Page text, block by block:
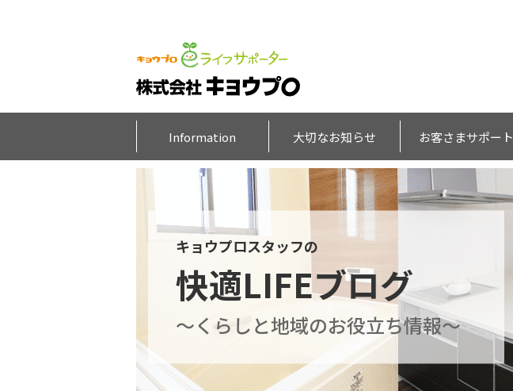
Information 大切なお知らせ お客さまサポート
キョウプロスタッフの
快適LIFEブログ
～くらしと地域のお役立ち情報～